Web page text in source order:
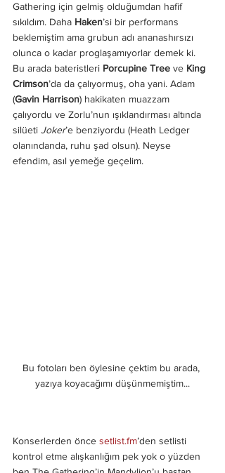
Gathering için gelmiş olduğumdan hafif
sıkıldım. Daha Haken’si bir performans
beklemiştim ama grubun adı ananashırsızı
olunca o kadar proglaşamıyorlar demek ki.
Bu arada bateristleri Porcupine Tree ve King
Crimson’da da çalıyormuş, oha yani. Adam
(Gavin Harrison) hakikaten muazzam
çalıyordu ve Zorlu’nun ışıklandırması altında
silüeti Joker’e benziyordu (Heath Ledger
olanındanda, ruhu şad olsun). Neyse
efendim, asıl yemeğe geçelim.
Bu fotoları ben öylesine çektim bu arada,
yazıya koyacağımı düşünmemiştim...
Konserlerden önce setlist.fm’den setlisti
kontrol etme alışkanlığım pek yok o yüzden